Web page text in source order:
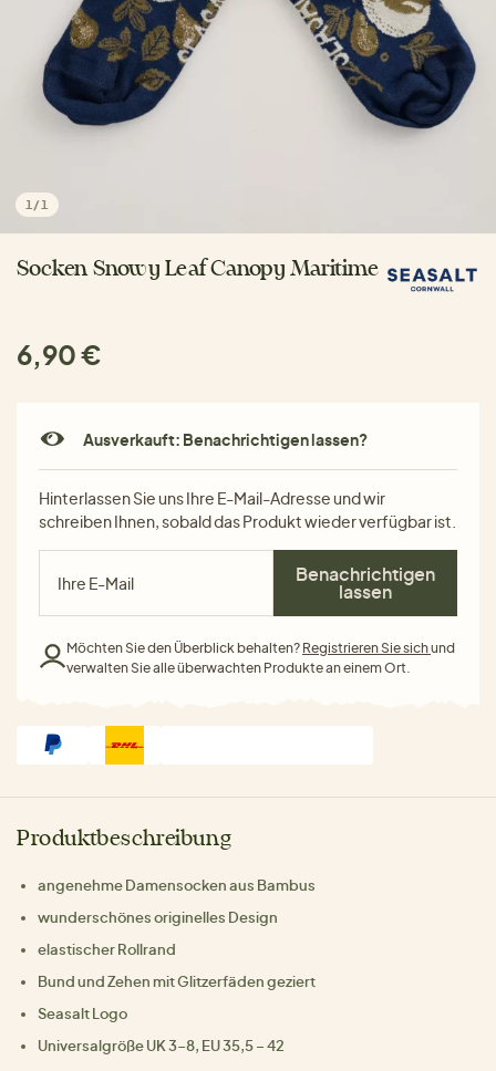
1 / 1
Socken Snowy Leaf Canopy Maritime
6,90 €
Ausverkauft: Benachrichtigen lassen?
Hinterlassen Sie uns Ihre E-Mail-Adresse und wir
schreiben Ihnen, sobald das Produkt wieder verfügbar ist.
Benachrichtigen
lassen
Möchten Sie den Überblick behalten? Registrieren Sie sichund
verwalten Sie alle überwachten Produkte an einem Ort.
Produktbeschreibung
angenehme Damensocken aus Bambus
wunderschönes originelles Design
elastischer Rollrand
Bund und Zehen mit Glitzerfäden geziert
Seasalt Logo
Universalgröße UK 3-8, EU 35,5 – 42